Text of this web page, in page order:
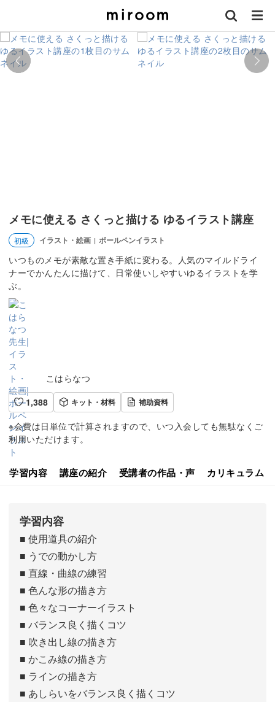
メモに使える さくっと描ける ゆるイラスト講座
初級 イラスト・絵画 | ボールペンイラスト
いつものメモが素敵な置き手紙に変わる。人気のマイルドライ
ナーでかんたんに描けて、日常使いしやすいゆるイラストを学
ぶ。
こはらなつ
1,388
キット・材料 補助資料
※会費は日単位で計算されますので、いつ入会しても無駄なくご
利用いただけます。
学習内容 講座の紹介 受講者の作品・声 カリキュラム
学習内容
■ 使用道具の紹介
■ うでの動かし方
■ 直線・曲線の練習
■ 色んな形の描き方
■ 色々なコーナーイラスト
■ バランス良く描くコツ
■ 吹き出し線の描き方
■ かこみ線の描き方
■ ラインの描き方
■ あしらいをバランス良く描くコツ